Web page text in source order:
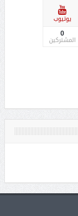
يوتيوب
0
المشتركين